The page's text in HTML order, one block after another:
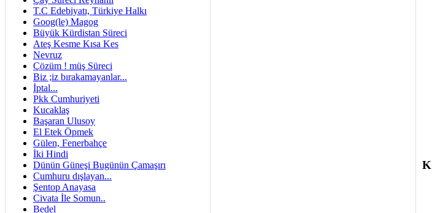
T.C Edebiyatı, Türkiye Halkı
Goog(le) Magog
Büyük Kürdistan Süreci
Ateş Kesme Kısa Kes
Nevruz
Çözüm ! müş Süreci
Biz ;iz bırakamayanlar...
İptal...
Pkk Cumhuriyeti
Kucaklaş
Başaran Ulusoy
El Etek Öpmek
Gülen, Fenerbahçe
İki Hindi
Dünün Güneşi Bugünün Çamaşırı
Cumhuru dışlayan...
Şentop Anayasa
Civata İle Somun..
Bedel